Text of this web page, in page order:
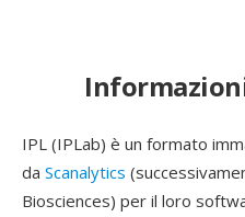
IPL (IPLab) è un formato
da Scanalytics
Biosciences) per il loro